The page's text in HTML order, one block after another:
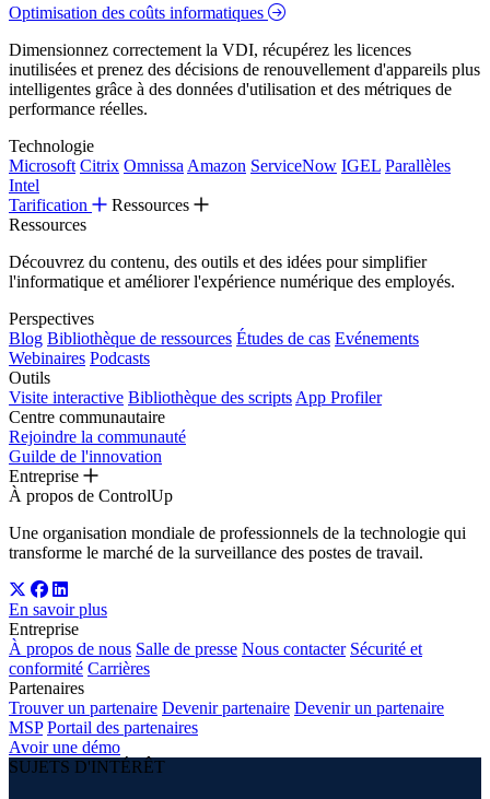
Optimisation des coûts informatiques
Dimensionnez correctement la VDI, récupérez les licences
inutilisées et prenez des décisions de renouvellement d'appareils plus
intelligentes grâce à des données d'utilisation et des métriques de
performance réelles.
Technologie
Microsoft Citrix Omnissa Amazon ServiceNow IGEL Parallèles
Intel
Tarification
Ressources
Ressources
Découvrez du contenu, des outils et des idées pour simplifier
l'informatique et améliorer l'expérience numérique des employés.
Perspectives
Blog Bibliothèque de ressources Études de cas Evénements
Webinaires Podcasts
Outils
Visite interactive Bibliothèque des scripts App Profiler
Centre communautaire
Rejoindre la communauté
Guilde de l'innovation
Entreprise
À propos de ControlUp
Une organisation mondiale de professionnels de la technologie qui
transforme le marché de la surveillance des postes de travail.
En savoir plus
Entreprise
À propos de nous Salle de presse Nous contacter Sécurité et
conformité Carrières
Partenaires
Trouver un partenaire Devenir partenaire Devenir un partenaire
MSP Portail des partenaires
Avoir une démo
SUJETS D'INTÉRÊT